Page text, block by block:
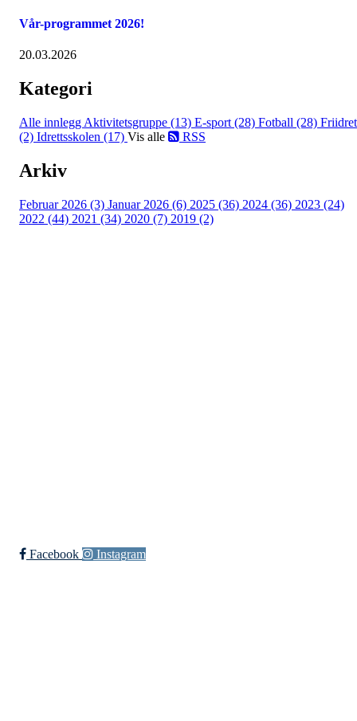
Vår-programmet 2026!
20.03.2026
Kategori
Alle innlegg Aktivitetsgruppe (13) E-sport (28) Fotball (28)
(2) Idrettsskolen (17) Vis alle RSS
Arkiv
Februar 2026 (3) Januar 2026 (6) 2025 (36) 2024 (36) 2023 (24)
2022 (44) 2021 (34) 2020 (7) 2019 (2)
Facebook Instagram